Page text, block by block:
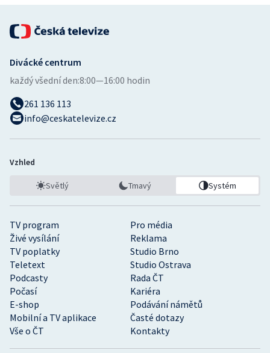
TV program
Pro média
Živé vysílání
Reklama
TV poplatky
Studio Brno
Teletext
Studio Ostrava
Podcasty
Rada ČT
Počasí
Kariéra
E-shop
Podávání námětů
Mobilní a TV aplikace
Časté dotazy
Vše o ČT
Kontakty
Divácké centrum
každý všední den:8:00—16:00 hodin
261 136 113
info@ceskatelevize.cz
Vzhled
Světlý Tmavý Systém